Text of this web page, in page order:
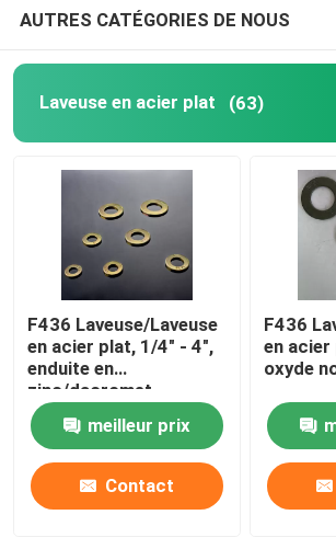
Machines à laver à l'eau chauffée
Laveuse galvanisée à chaud
Laveuses à haute traction
Machines à laver en acier
AUTRES CATÉGORIES DE NOUS
Laveuse en acier plat (63)
F436 Laveuse/Laveuse
en acier plat, 1/4" - 4",
enduite en
zinc/dacromet
meilleur prix
Contact
F436
en
oxyde